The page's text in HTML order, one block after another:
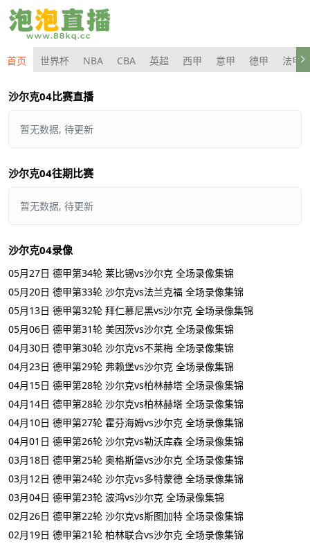
首页 世界杯 NBA CBA 英超 西甲 意甲 德甲 法甲
沙尔克04比赛直播
暂无数据, 待更新
沙尔克04往期比赛
暂无数据, 待更新
沙尔克04录像
05月27日 德甲第34轮 莱比锡vs沙尔克 全场录像集锦
05月20日 德甲第33轮 沙尔克vs法兰克福 全场录像集锦
05月13日 德甲第32轮 拜仁慕尼黑vs沙尔克 全场录像集锦
05月06日 德甲第31轮 美因茨vs沙尔克 全场录像集锦
04月30日 德甲第30轮 沙尔克vs不莱梅 全场录像集锦
04月23日 德甲第29轮 弗赖堡vs沙尔克 全场录像集锦
04月15日 德甲第28轮 沙尔克vs柏林赫塔 全场录像集锦
04月14日 德甲第28轮 沙尔克vs柏林赫塔 全场录像集锦
04月10日 德甲第27轮 霍芬海姆vs沙尔克 全场录像集锦
04月01日 德甲第26轮 沙尔克vs勒沃库森 全场录像集锦
03月18日 德甲第25轮 奥格斯堡vs沙尔克 全场录像集锦
03月12日 德甲第24轮 沙尔克vs多特蒙德 全场录像集锦
03月04日 德甲第23轮 波鸿vs沙尔克 全场录像集锦
02月26日 德甲第22轮 沙尔克vs斯图加特 全场录像集锦
02月19日 德甲第21轮 柏林联合vs沙尔克 全场录像集锦